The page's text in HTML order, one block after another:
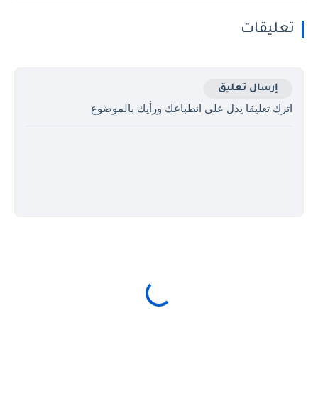
تعليقات
إرسال تعليق
اترك تعليقا يدل على انطباعك ورأيك بالموضوع